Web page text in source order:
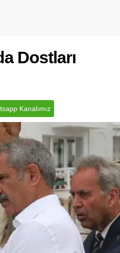
Dostları
Kanalımız